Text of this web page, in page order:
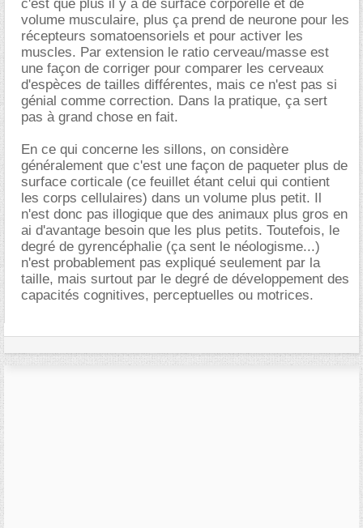
c'est que plus il y a de surface corporelle et de
volume musculaire, plus ça prend de neurone pour les
récepteurs somatoensoriels et pour activer les
muscles. Par extension le ratio cerveau/masse est
une façon de corriger pour comparer les cerveaux
d'espèces de tailles différentes, mais ce n'est pas si
génial comme correction. Dans la pratique, ça sert
pas à grand chose en fait.
En ce qui concerne les sillons, on considère
généralement que c'est une façon de paqueter plus de
surface corticale (ce feuillet étant celui qui contient
les corps cellulaires) dans un volume plus petit. Il
n'est donc pas illogique que des animaux plus gros en
ai d'avantage besoin que les plus petits. Toutefois, le
degré de gyrencéphalie (ça sent le néologisme...)
n'est probablement pas expliqué seulement par la
taille, mais surtout par le degré de développement des
capacités cognitives, perceptuelles ou motrices.